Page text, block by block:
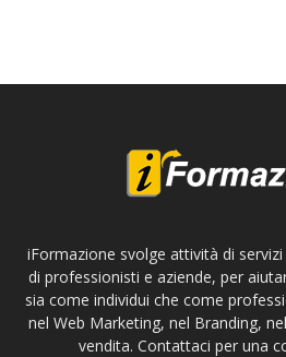
iFormazione svolge attività di
di professionisti e aziende, per
sia come individui che come
nel Web Marketing, nel Branding,
vendita. Contattaci per una